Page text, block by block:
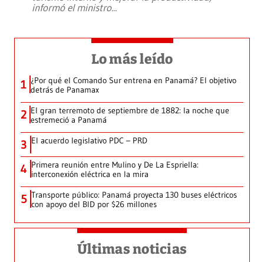
informó el ministro...
Lo más leído
1 ¿Por qué el Comando Sur entrena en Panamá? El objetivo
detrás de Panamax
2 El gran terremoto de septiembre de 1882: la noche que
estremeció a Panamá
3 El acuerdo legislativo PDC – PRD
4 Primera reunión entre Mulino y De La Espriella:
interconexión eléctrica en la mira
5 Transporte público: Panamá proyecta 130 buses eléctricos
con apoyo del BID por $26 millones
Últimas noticias